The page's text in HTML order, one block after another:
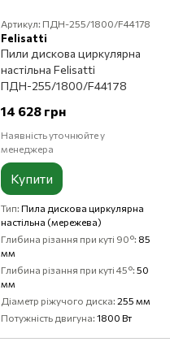
Артикул: ПДН-255/1800/F44178
Felisatti
Пили дискова циркулярна
настільна Felisatti
ПДН-255/1800/F44178
14 628 грн
Наявність уточнюйте у
менеджера
Купити
Тип Пила дискова циркулярна
настільна (мережева)
Глибина різання при куті 90° 85
мм
Глибина різання при куті 45° 50
мм
Діаметр ріжучого диска 255 мм
Потужність двигуна 1800 Вт